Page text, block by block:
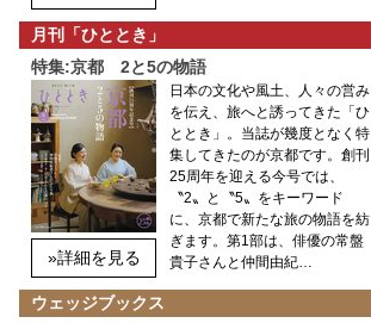
月刊「ひととき」
特集:京都 2と5の物語
»詳細を見る
日本の文化や風土、人々の営み
を伝え、旅へと誘ってきた「ひ
ととき」。当誌が幾度となく特
集してきたのが京都です。創刊
25周年を迎える今号では、
〝2〟と〝5〟をキーワード
に、京都で新たな旅の物語を紡
ぎます。第1部は、俳優の常盤
貴子さんと仲間由紀…
ウェッジブックス